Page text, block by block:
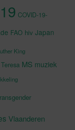
COVID-19-
FAO hiv Japan
King
MS muziek
Vlaanderen